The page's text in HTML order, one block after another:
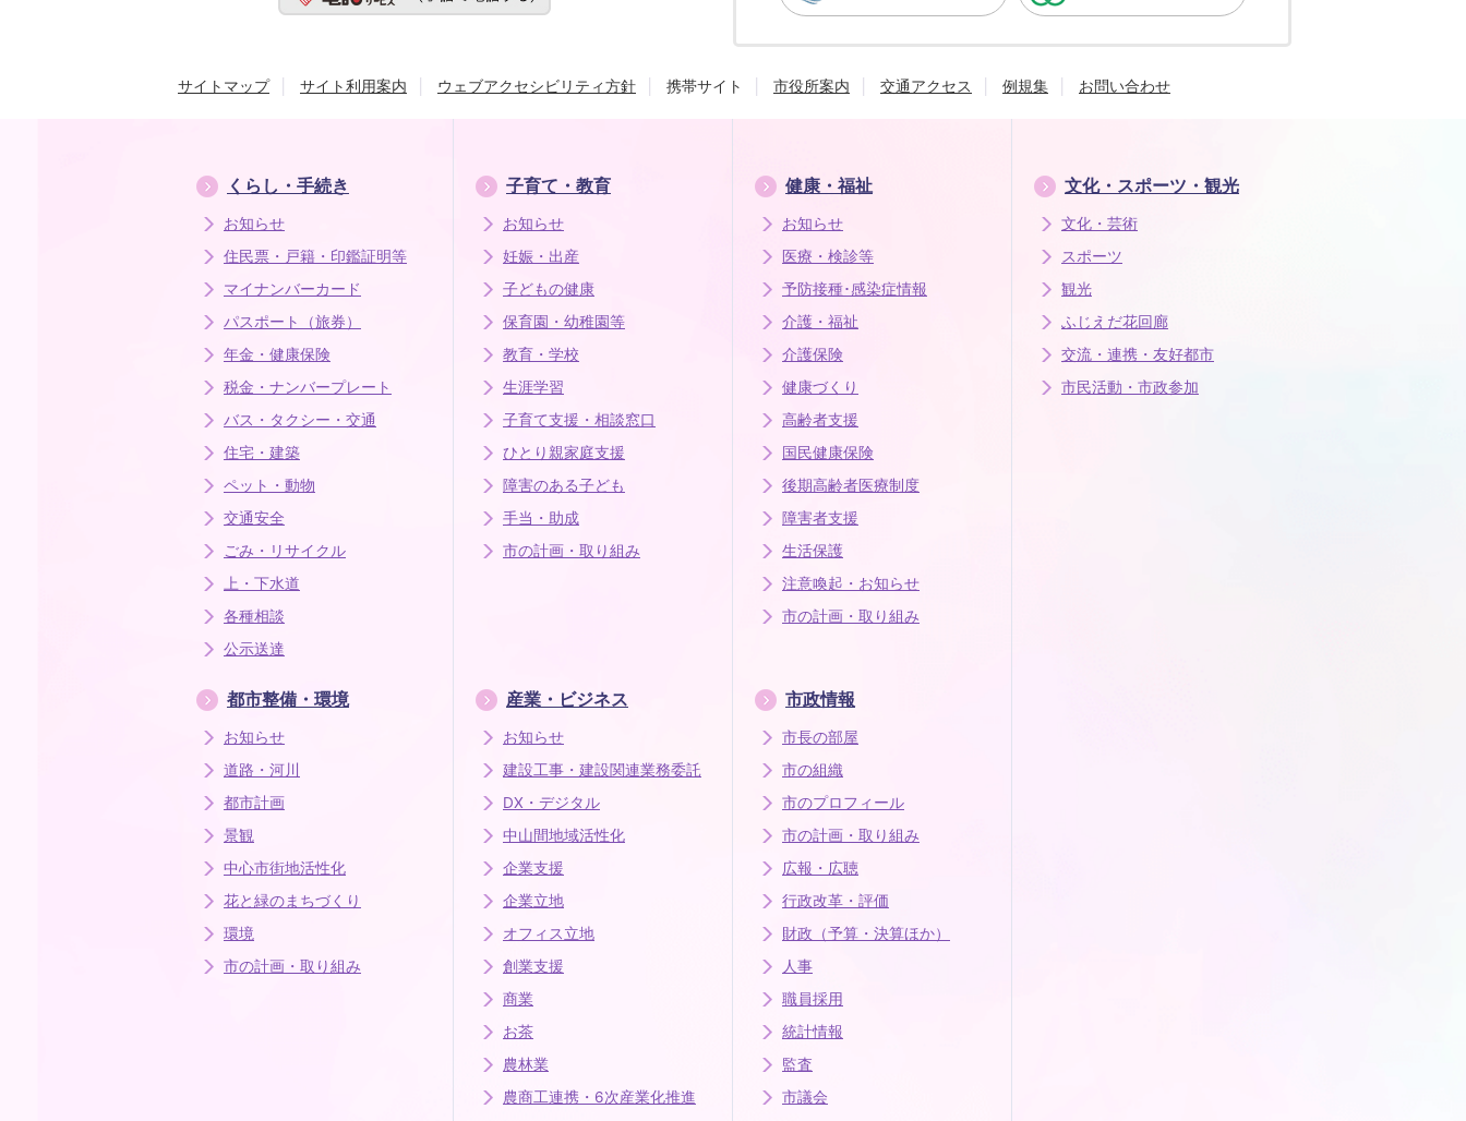
サイトマップ サイト利用案内 ウェブアクセシビリティ方針 携帯サイト 市役所案内 交通アクセス 例規集 お問い合わせ
くらし・手続き
お知らせ
住民票・戸籍・印鑑証明等
マイナンバーカード
パスポート（旅券）
年金・健康保険
税金・ナンバープレート
バス・タクシー・交通
住宅・建築
ペット・動物
交通安全
ごみ・リサイクル
上・下水道
各種相談
公示送達
子育て・教育
お知らせ
妊娠・出産
子どもの健康
保育園・幼稚園等
教育・学校
生涯学習
子育て支援・相談窓口
ひとり親家庭支援
障害のある子ども
手当・助成
市の計画・取り組み
健康・福祉
お知らせ
医療・検診等
予防接種･感染症情報
介護・福祉
介護保険
健康づくり
高齢者支援
国民健康保険
後期高齢者医療制度
障害者支援
生活保護
注意喚起・お知らせ
市の計画・取り組み
文化・スポーツ・観光
文化・芸術
スポーツ
観光
ふじえだ花回廊
交流・連携・友好都市
市民活動・市政参加
都市整備・環境
お知らせ
道路・河川
都市計画
景観
中心市街地活性化
花と緑のまちづくり
環境
市の計画・取り組み
産業・ビジネス
お知らせ
建設工事・建設関連業務委託
DX・デジタル
中山間地域活性化
企業支援
企業立地
オフィス立地
創業支援
商業
お茶
農林業
農商工連携・6次産業化推進
市政情報
市長の部屋
市の組織
市のプロフィール
市の計画・取り組み
広報・広聴
行政改革・評価
財政（予算・決算ほか）
人事
職員採用
統計情報
監査
市議会